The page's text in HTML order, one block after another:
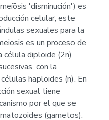
'disminución') es
celular, este
sexuales para la
es un proceso de
célula diploide (2n)
con la
haploides (n). En
sexual tiene
por el que se
(gametos).